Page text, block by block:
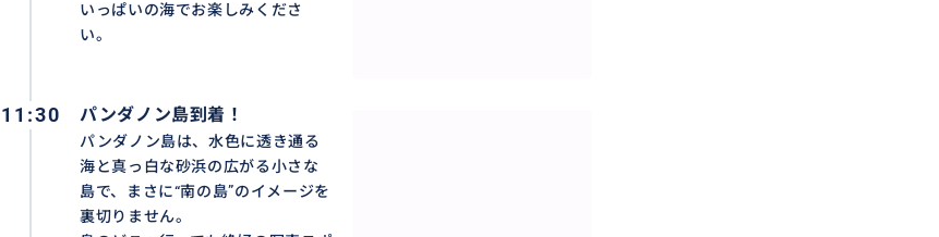
いっぱいの海でお楽しみくださ
い。
11:30 パンダノン島到着！
パンダノン島は、水色に透き通る
海と真っ白な砂浜の広がる小さな
島で、まさに“南の島”のイメージを
裏切りません。